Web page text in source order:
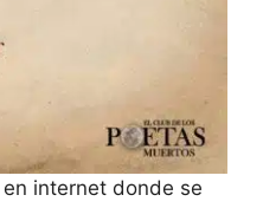
internet donde se